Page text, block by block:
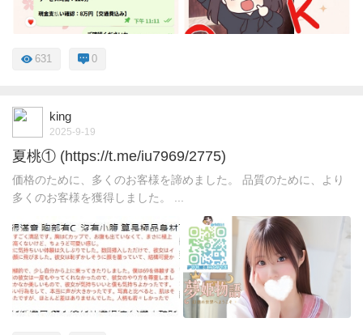
631 0
king
2025-9-19
夏桃① (https://t.me/iu7969/2775)
価格のために、多くのお客様を諦めました。 品質のために、より
多くのお客様を獲得しました。 ...